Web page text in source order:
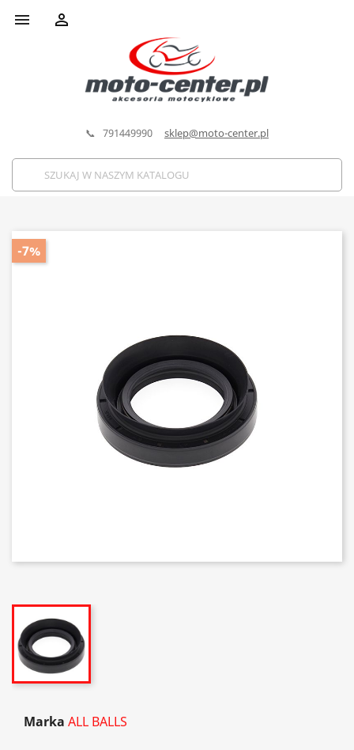
 
📞 791449990 sklep@moto-center.pl
-7%
Marka ALL BALLS